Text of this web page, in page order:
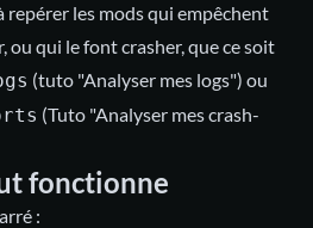
repérer les mods qui empêchent
ou qui le font crasher, que ce soit
(tuto "Analyser mes logs") ou
(Tuto "Analyser mes crash-
fonctionne
: